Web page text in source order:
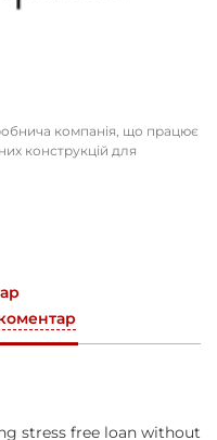
компанія, що працює
конструкцій для
stress free loan without